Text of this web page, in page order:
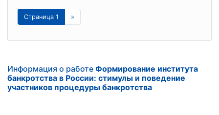
Страница 1 »
Информация о работе Формирование института
банкротства в России: стимулы и поведение
участников процедуры банкротства